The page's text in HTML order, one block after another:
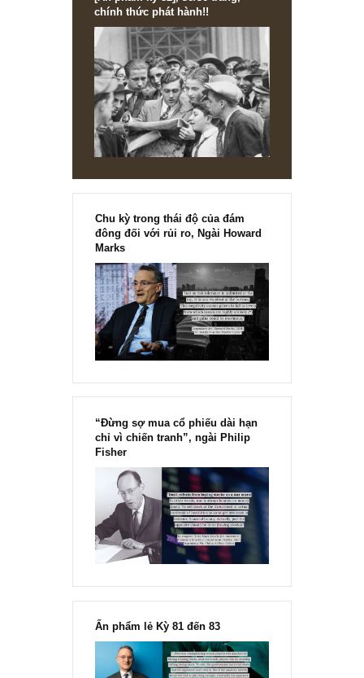
FINANCIAL STATEMENT
Lá cờ đỏ & cách phân tích khoản phải thu
“receivables” trên bảng cân đối kế toán
FINANCIAL STATEMENT
Suy ngẫm về khoản mục tài sản cố định vô
(intangible assets) và lợi thế thương mại
(goodwill) trên bảng cân đối kế toán DN
2 3 4